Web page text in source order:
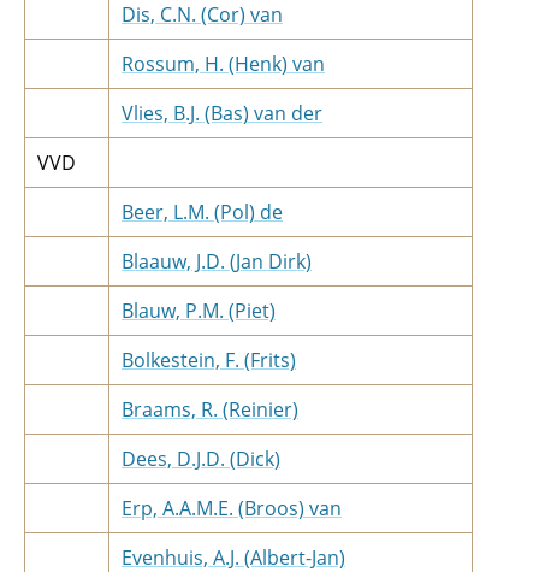
Dis, C.N. (Cor) van
Rossum, H. (Henk) van
Vlies, B.J. (Bas) van der
VVD
Beer, L.M. (Pol) de
Blaauw, J.D. (Jan Dirk)
Blauw, P.M. (Piet)
Bolkestein, F. (Frits)
Braams, R. (Reinier)
Dees, D.J.D. (Dick)
Erp, A.A.M.E. (Broos) van
Evenhuis, A.J. (Albert-Jan)